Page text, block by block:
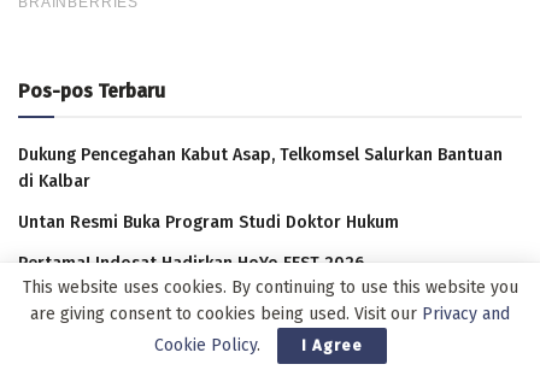
Pos-pos Terbaru
Dukung Pencegahan Kabut Asap, Telkomsel Salurkan Bantuan
di Kalbar
Untan Resmi Buka Program Studi Doktor Hukum
Pertama! Indosat Hadirkan HoYo FEST 2026
Kehidupan Petani Semakin Membaik, NTP Kalbar 177,56 Poin
Dipicu Kenaikan Harga, Inflasi Kalbar 3,18 Persen
This website uses cookies. By continuing to use this website you
are giving consent to cookies being used. Visit our Privacy and
Cookie Policy. I Agree